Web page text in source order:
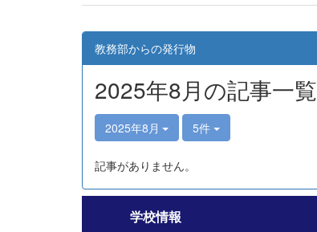
教務部からの発行物
2025年8月の記事一覧
2025年8月 5件
記事がありません。
学校情報